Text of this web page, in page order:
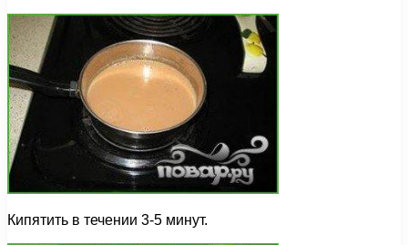
Кипятить в течении 3-5 минут.